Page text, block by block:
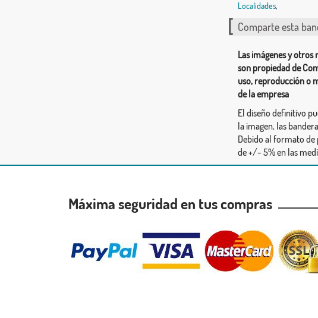
Localidades,
Comparte esta
Las imágenes y
son propiedad de
uso, reproducción o
de la empresa
El diseño definitivo
la imagen, las
Debido al formato
de +/- 5% en las
Máxima seguridad en tus compras